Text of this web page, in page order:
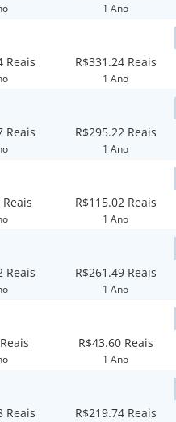
1 Ano
Reais R$331.24 Reais
1 Ano
Reais R$295.22 Reais
1 Ano
Reais R$115.02 Reais
1 Ano
Reais R$261.49 Reais
1 Ano
R$43.60 Reais
1 Ano
Reais R$219.74 Reais